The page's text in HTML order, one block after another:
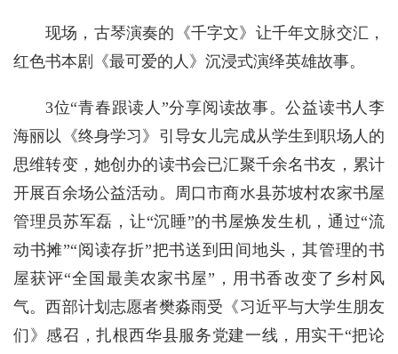
现场，古琴演奏的《千字文》让千年文脉交汇，
红色书本剧《最可爱的人》沉浸式演绎英雄故事。
3位“青春跟读人”分享阅读故事。公益读书人李
海丽以《终身学习》引导女儿完成从学生到职场人的
思维转变，她创办的读书会已汇聚千余名书友，累计
开展百余场公益活动。周口市商水县苏坡村农家书屋
管理员苏军磊，让“沉睡”的书屋焕发生机，通过“流
动书摊”“阅读存折”把书送到田间地头，其管理的书
屋获评“全国最美农家书屋”，用书香改变了乡村风
气。西部计划志愿者樊淼雨受《习近平与大学生朋友
们》感召，扎根西华县服务党建一线，用实干“把论